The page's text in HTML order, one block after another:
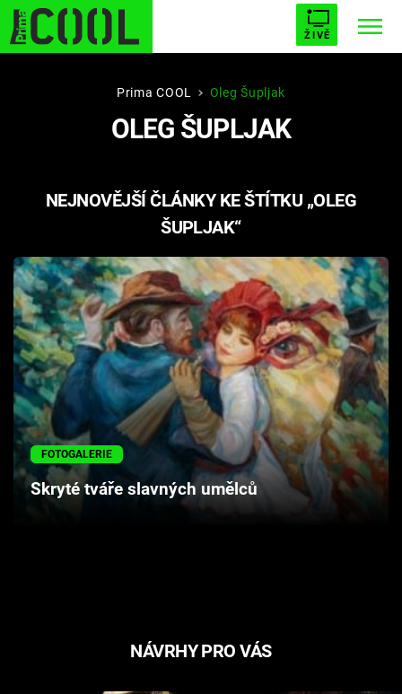
ŽIVĚ
STARHOUSE BUFFY, PŘEMOŽITELKA UPÍRŮ
PLNEJ KOTEL AVENGERS 5
Filmy
Seriály
Hry
Cool Esport
Pořady
TV Program
Prima COOL Oleg Šupljak
OLEG ŠUPLJAK
NEJNOVĚJŠÍ ČLÁNKY KE ŠTÍTKU „OLEG
ŠUPLJAK“
FOTOGALERIE
Skryté tváře slavných umělců
NÁVRHY PRO VÁS